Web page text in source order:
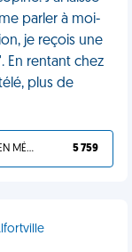
parler à moi-
je reçois une
En rentant chez
plus de
TU L'AS BIEN MÉRITÉ 5 759